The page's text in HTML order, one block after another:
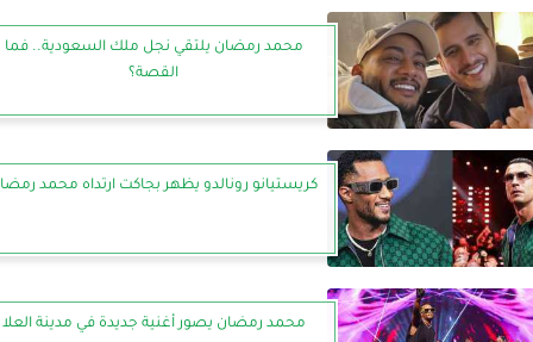
محمد رمضان يلتقي نجل ملك السعودية.. فما
القصة؟
كريستيانو رونالدو يظهر بجاكت ارتداه محمد
محمد رمضان يصور أغنية جديدة في مدينة العلا